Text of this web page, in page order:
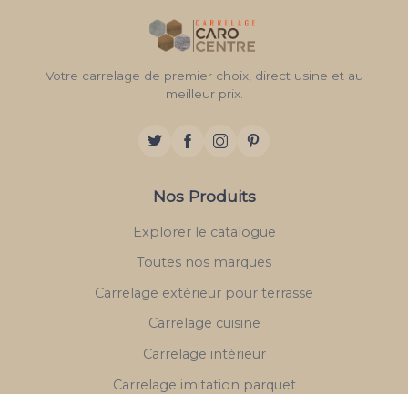
Votre carrelage de premier choix, direct usine et au
meilleur prix.
Nos Produits
Explorer le catalogue
Toutes nos marques
Carrelage extérieur pour terrasse
Carrelage cuisine
Carrelage intérieur
Carrelage imitation parquet